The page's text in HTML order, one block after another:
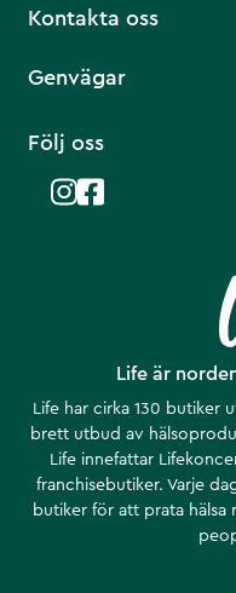
Life är
Life har cirka 130 butiker
brett utbud av
Life innefattar
franchisebutiker. Varje
butiker för att prata hälsa
Kontakta oss
Genvägar
Följ oss